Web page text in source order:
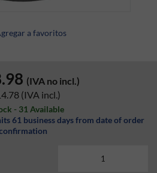
a favoritos
(IVA no incl.)
(IVA incl.)
- 31 Available
61 business days from date of order